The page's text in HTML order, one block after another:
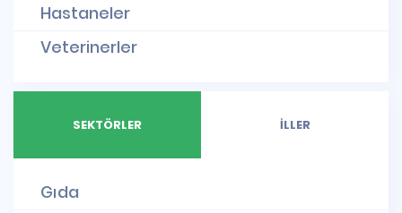
Hastaneler
Veterinerler
SEKTÖRLER İLLER
Gıda